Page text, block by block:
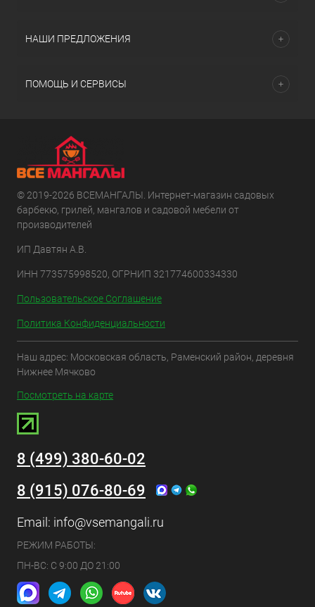
НАШИ ПРЕДЛОЖЕНИЯ
ПОМОЩЬ И СЕРВИСЫ
© 2019-2026 ВСЕМАНГАЛЫ. Интернет-магазин садовых
барбекю, грилей, мангалов и садовой мебели от
производителей
ИП Давтян А.В.
ИНН 773575998520, ОГРНИП 321774600334330
Пользовательское Соглашение
Политика Конфиденциальности
Наш адрес: Московская область, Раменский район, деревня
Нижнее Мячково
Посмотреть на карте
8 (499) 380-60-02
8 (915) 076-80-69
Email: info@vsemangali.ru
РЕЖИМ РАБОТЫ:
ПН-ВС: С 9:00 ДО 21:00